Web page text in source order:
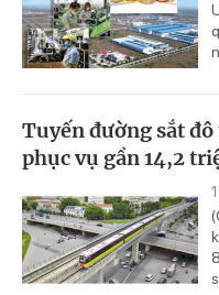
Tuyến đường sắt
phục vụ gần 14,2